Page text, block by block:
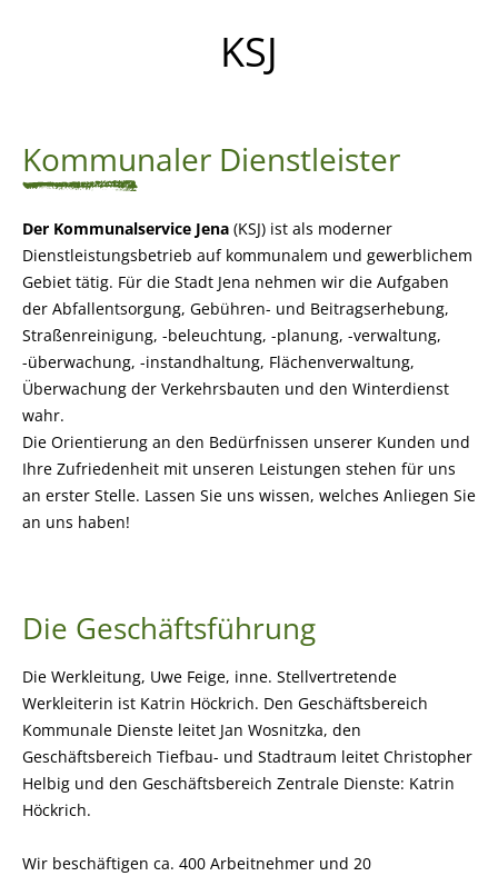
KSJ
Kommunaler Dienstleister
Der Kommunalservice Jena (KSJ) ist als moderner
Dienstleistungsbetrieb auf kommunalem und gewerblichem
Gebiet tätig. Für die Stadt Jena nehmen wir die Aufgaben
der Abfallentsorgung, Gebühren- und Beitragserhebung,
Straßenreinigung, -beleuchtung, -planung, -verwaltung,
-überwachung, -instandhaltung, Flächenverwaltung,
Überwachung der Verkehrsbauten und den Winterdienst
wahr.
Die Orientierung an den Bedürfnissen unserer Kunden und
Ihre Zufriedenheit mit unseren Leistungen stehen für uns
an erster Stelle. Lassen Sie uns wissen, welches Anliegen Sie
an uns haben!
Die Geschäftsführung
Die Werkleitung, Uwe Feige, inne. Stellvertretende
Werkleiterin ist Katrin Höckrich. Den Geschäftsbereich
Kommunale Dienste leitet Jan Wosnitzka, den
Geschäftsbereich Tiefbau- und Stadtraum leitet Christopher
Helbig und den Geschäftsbereich Zentrale Dienste: Katrin
Höckrich.
Wir beschäftigen ca. 400 Arbeitnehmer und 20